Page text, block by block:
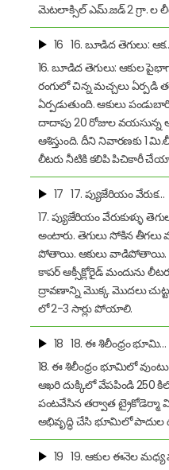
మెటలాక్సిల్ ఎమ్.జడ్ 2 గ్రా. ల
16 16. బూడిద తెగులు:
16. బూడిద తెగులు: ఆకుల
రంగులో చిన్న మచ్చలు ఏర్పడి
ఏర్పడుతుంది. ఆకులు
దాదాపు 20 రోజుల వయసున్న
ఆశిస్తుంది. దీని నివారణకు 1
లీటరు నీటికి కలిపి పిచికారీ
17 17. ప్యుజేరియం వేరుక…
17. ప్యుజేరియం వేరుకుళ్ళు
అంటారు. తెగులు సోకిన
పోతాయి. ఆకులు వాడిపోతాయి.
కాపర్ ఆక్సీక్లోరైడ్ మందును
ద్రావణాన్ని మొక్క మొదలు
లో 2-3 సార్లు పోయాలి.
18 18. ఈ శిలీంధ్రం భూమి…
18. ఈ శిలీంధ్రం భూమిలో
ఆఖరి దుక్కిలో వేపపిండి 250
పంటవేసిన తర్వాత ట్రైకోడెర్మా
అభివృద్ధి చేసి భూమిలో పాదుల
19 19. ఆకుల ఈనెల